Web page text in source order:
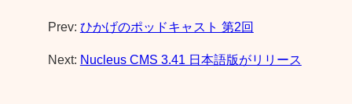
Prev: ひかげのポッドキャスト 第2回
Next: Nucleus CMS 3.41 日本語版がリリース